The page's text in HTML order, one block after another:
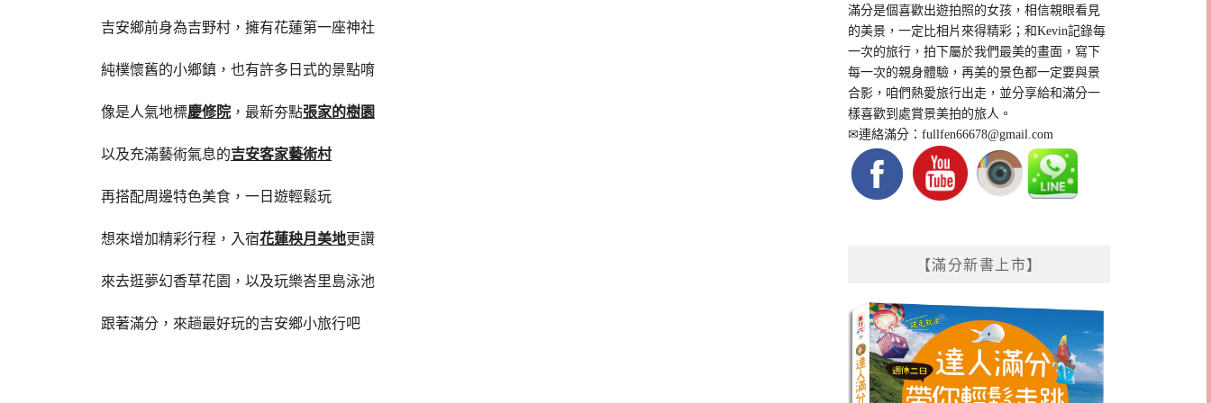
吉安鄉前身為吉野村，擁有花蓮第一座神社
純樸懷舊的小鄉鎮，也有許多日式的景點唷
像是人氣地標慶修院 ，最新夯點張家的樹園
以及充滿藝術氣息的吉安客家藝術村
再搭配周邊特色美食，一日遊輕鬆玩
想來增加精彩行程，入宿花蓮秧月美地更讚
來去逛夢幻香草花園，以及玩樂峇里島泳池
跟著滿分，來趟最好玩的吉安鄉小旅行吧
滿分是個喜歡出遊拍照的女孩，相信親眼看見
的美景，一定比相片來得精彩；和Kevin記錄每
一次的旅行，拍下屬於我們最美的畫面，寫下
每一次的親身體驗，再美的景色都一定要與景
合影，咱們熱愛旅行出走，並分享給和滿分一
樣喜歡到處賞景美拍的旅人。
✉連絡滿分：fullfen66678@gmail.com
【滿分新書上市】